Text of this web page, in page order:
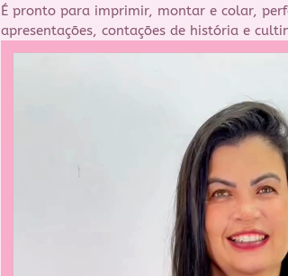
É pronto para imprimir, montar e colar,
apresentações, contações de história e
Tocador